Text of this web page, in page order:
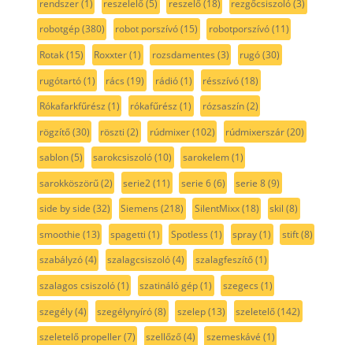
rendszer(1) reszelelő(5) reszelő(18) rezgőcsiszoló(3)
robotgép(380) robot porszívó(15) robotporszívó(11)
Rotak(15) Roxxter(1) rozsdamentes (3) rugó(30)
rugótartó(1) rács (19) rádió(1) résszívó(18)
Rókafarkfűrész (1) rókafűrész (1) rózsaszín(2)
rögzítő(30) röszti (2) rúdmixer(102) rúdmixerszár(20)
sablon(5) sarokcsiszoló(10) sarokelem(1)
sarokköszörű(2) serie2(11) serie 6(6) serie 8(9)
side by side (32) Siemens (218) SilentMixx(18) skil (8)
smoothie (13) spagetti (1) Spotless (1) spray(1) stift(8)
szabályzó(4) szalagcsiszoló(4) szalagfeszítő(1)
szalagos csiszoló(1) szatináló gép(1) szegecs (1)
szegély(4) szegélynyíró(8) szelep(13) szeletelő(142)
szeletelő propeller(7) szellőző(4) szemeskávé (1)